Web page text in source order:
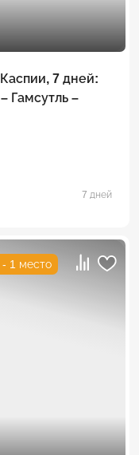
7 дней:
Гамсутль –
7 дней
- 1 место